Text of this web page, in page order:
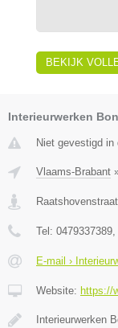
BEKIJK
Interieurwerken
Niet gevestigd
Vlaams-Brabant
Tel: 0479337389,
E-mail ›
Website: https://
Interieurwerken